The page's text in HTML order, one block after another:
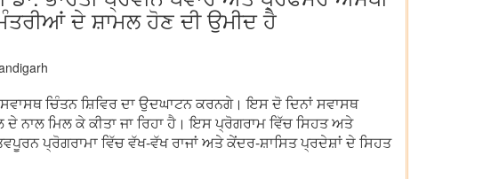
ਦੇ ਸ਼ਾਮਲ ਹੋਣ ਦੀ ਉਮੀਦ ਹੈ
ਚਿੰਤਨ ਸ਼ਿਵਿਰ ਦਾ ਉਦਘਾਟਨ ਕਰਨਗੇ। ਇਸ ਦੋ ਦਿਨਾਂ ਸਵਾਸਥ
ਮਿਲ ਕੇ ਕੀਤਾ ਜਾ ਰਿਹਾ ਹੈ। ਇਸ ਪ੍ਰੋਗਰਾਮ ਵਿੱਚ ਸਿਹਤ ਅਤੇ
ਪ੍ਰੋਗਰਾਮਾ ਵਿੱਚ ਵੱਖ-ਵੱਖ ਰਾਜਾਂ ਅਤੇ ਕੇਂਦਰ-ਸ਼ਾਸਿਤ ਪ੍ਰਦੇਸ਼ਾਂ ਦੇ ਸਿਹਤ